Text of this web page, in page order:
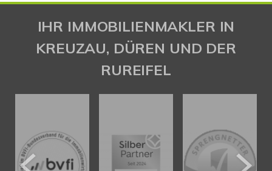
Gaspar Immobilienberatung
IHR IMMOBILIENMAKLER IN
KREUZAU, DÜREN UND DER
RUREIFEL